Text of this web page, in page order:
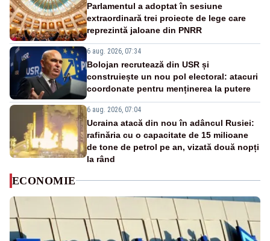
Parlamentul a adoptat în sesiune
extraordinară trei proiecte de lege care
reprezintă jaloane din PNRR
6 aug. 2026, 07:34
Bolojan recrutează din USR și
construiește un nou pol electoral: atacuri
coordonate pentru menținerea la putere
6 aug. 2026, 07:04
Ucraina atacă din nou în adâncul Rusiei:
rafinăria cu o capacitate de 15 milioane
de tone de petrol pe an, vizată două nopți
la rând
ECONOMIE